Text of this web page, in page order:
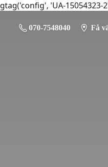
gtag('config', 'UA-15054323-
070-7548040 Få